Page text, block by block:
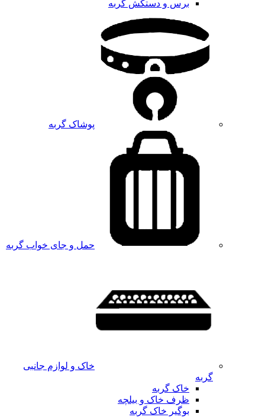
برس و دستکش گربه
پوشاک گربه
حمل و جای خواب گربه
خاک و لوازم جانبی
گربه
خاک گربه
ظرف خاک و بیلچه
بوگیر خاک گربه